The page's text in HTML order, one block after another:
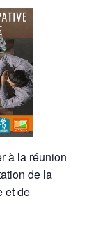
à la réunion
de la
et de